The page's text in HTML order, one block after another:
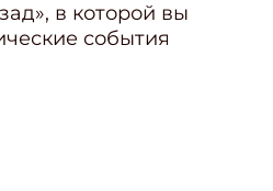
в которой вы
события